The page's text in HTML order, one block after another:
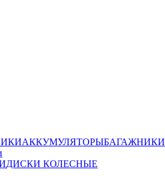
АККУМУЛЯТОРЫБАГАЖНИКИ
ДИСКИ КОЛЕСНЫЕ